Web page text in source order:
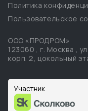
Политика
Пользовательское
ООО «ПРОДРОМ»
123060 , г. Москва ,
корп. 2, цокольный
Участник